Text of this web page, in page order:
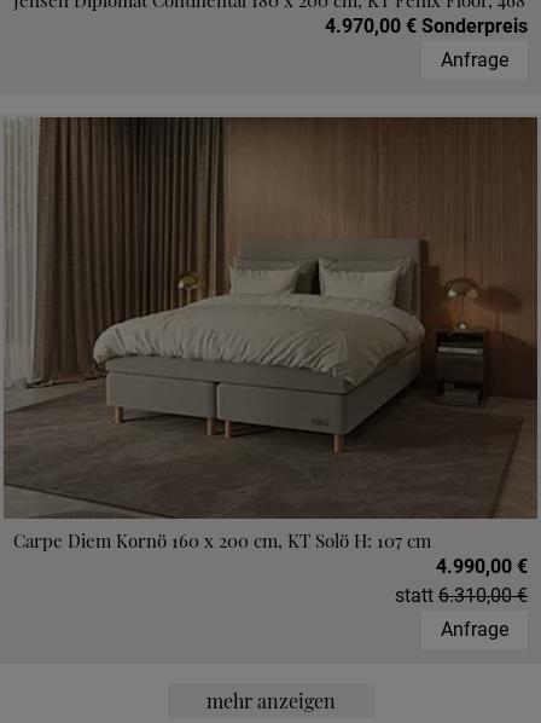
4.970,00 € Sonderpreis
Anfrage
Carpe Diem Kornö 160 x 200 cm, KT Solö H: 107 cm
4.990,00 €
statt 6.310,00 €
Anfrage
mehr anzeigen